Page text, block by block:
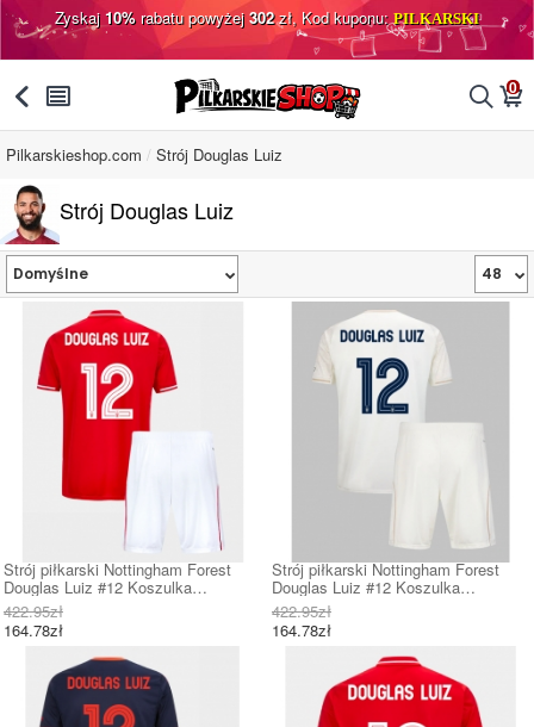
Zyskaj10%rabatu powyżej302zł, Kod kuponu:PILKARSKI
󰅯 󰂩 󰂨 0
󰃦
Pilkarskieshop.com Strój Douglas Luiz
Strój Douglas Luiz
Strój piłkarski Nottingham Forest
Douglas Luiz #12 Koszulka
Podstawowej dziecięce 2025-26
Krótki Rękaw (+ Krótkie spodenki)
422.95zł
164.78zł
Strój piłkarski Nottingham Forest
Douglas Luiz #12 Koszulka
Wyjazdowej dziecięce 2025-26 Krótki
Rękaw (+ Krótkie spodenki)
422.95zł
164.78zł